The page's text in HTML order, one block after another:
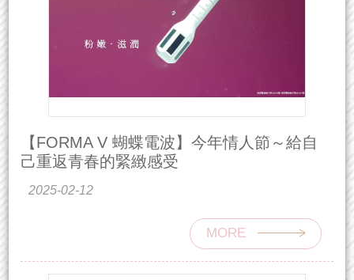
【FORMA V 蝴蝶電波】今年情人節～給自
己重返青春的緊緻感受
2025-02-12
MORE